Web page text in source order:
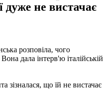
дуже не вистачає
розповіла, чого
дала інтерв'ю італійській
зізналася, що їй не вистачає